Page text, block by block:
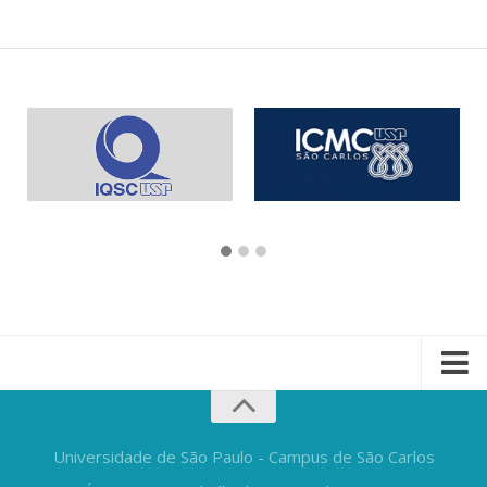
Universidade de São Paulo - Campus de São Carlos